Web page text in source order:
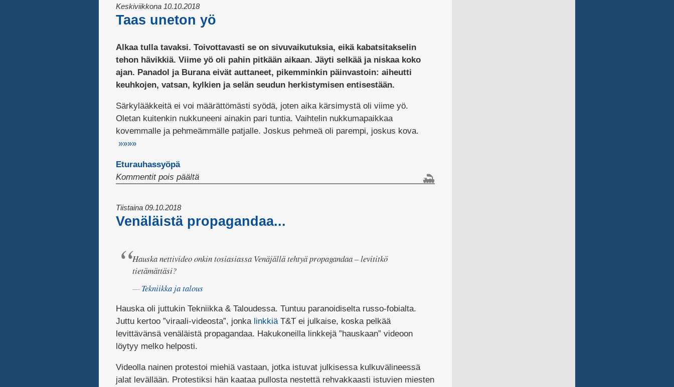
Keskiviikkona 10.10.2018
Taas uneton yö
Alkaa tulla tavaksi. Toivottavasti se on sivuvaikutuksia, eikä kabatsitakselin
tehon hävikkiä. Viime yö oli pahin pitkään aikaan. Jäyti selkää ja niskaa koko
ajan. Panadol ja Burana eivät auttaneet, pikemminkin päinvastoin: aiheutti
keuhkojen, vatsan, kylkien ja selän seudun herkistymisen entisestään.
Särkylääkkeitä ei voi määrättömästi syödä, joten aika kärsimystä oli viime yö.
Oletan kuitenkin nukkuneeni ainakin pari tuntia. Vaihtelin nukkumapaikkaa
kovemmalle ja pehmeämmälle patjalle. Joskus pehmeä oli parempi, joskus kova.
»»»»
Eturauhassyöpä
Kommentit pois päältäartikkelissa
Tiistaina 09.10.2018
Venäläistä propagandaa...
Hauska nettivideo onkin tosiasiassa Venäjällä tehtyä propagandaa – levititkö
tietämättäsi?
Tekniikka ja talous
Hauska oli juttukin Tekniikka & Taloudessa. Tuntuu paranoidiselta russo-fobialta.
Juttu kertoo ”viraali-videosta”, jonka linkkiäT&T ei julkaise, koska pelkää
levittävänsä venäläistä propagandaa. Hakukoneilla linkkejä ”hauskaan” videoon
löytyy melko helposti.
Videolla nainen protestoi miehiä vastaan, jotka istuvat julkisessa kulkuvälineessä
jalat levällään. Protestiksi hän kaataa pullosta nestettä rehvakkaasti istuvien miesten